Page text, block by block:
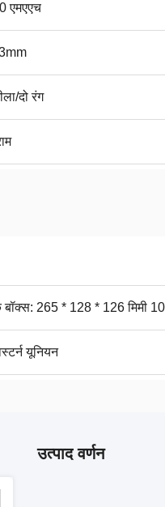
एमएएच
दो रंग
265 * 128 * 126 मिमी 10
यूनियन
उत्पाद वर्णन